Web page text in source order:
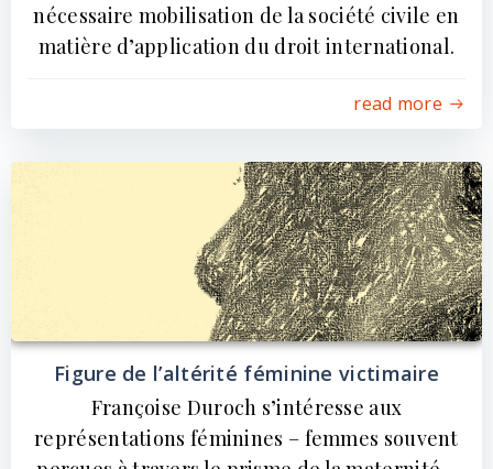
nécessaire mobilisation de la société civile en
matière d’application du droit international.
read more
Figure de l’altérité féminine victimaire
​Françoise Duroch s’intéresse aux
représentations féminines – femmes souvent